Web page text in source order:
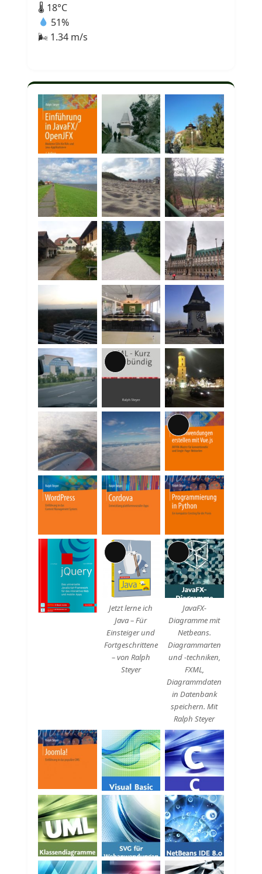
🌡 18°C
51%
🌬 1.34 m/s
Lange
Beschreibung
Lange
Beschreibung
Lange
Beschreibung
Jetzt lerne ich
Java – Für
Einsteiger und
Fortgeschrittene
– von Ralph
Steyer
Lange
Beschreibung
JavaFX-
Diagramme mit
Netbeans.
Diagrammarten
und -techniken,
FXML,
Diagrammdaten
in Datenbank
speichern. Mit
Ralph Steyer